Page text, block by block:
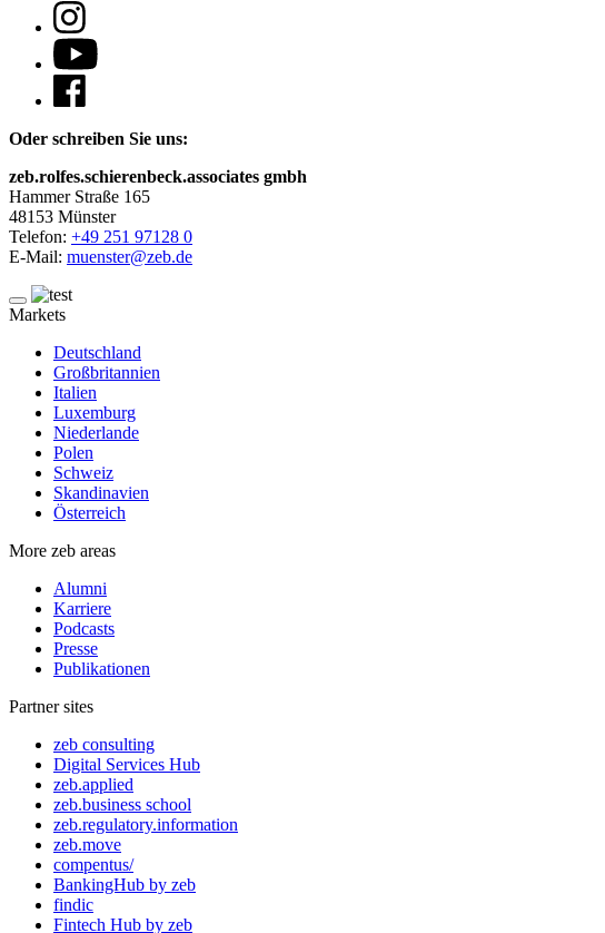
Oder schreiben Sie uns:
zeb.rolfes.schierenbeck.associates gmbh
Hammer Straße 165
48153 Münster
Telefon: +49 251 97128 0
E-Mail: muenster@zeb.de
Markets
Deutschland
Großbritannien
Italien
Luxemburg
Niederlande
Polen
Schweiz
Skandinavien
Österreich
More zeb areas
Alumni
Karriere
Podcasts
Presse
Publikationen
Partner sites
zeb consulting
Digital Services Hub
zeb.applied
zeb.business school
zeb.regulatory.information
zeb.move
compentus/
BankingHub by zeb
findic
Fintech Hub by zeb